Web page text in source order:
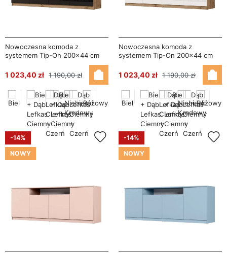
Nowoczesna komoda z
systemem Tip-On 200×44 cm
Dąb Lefkas / Wysoki Połysk
Czarny – Luna
1 023,40 zł 1 190,00 zł
Nowoczesna komoda z
systemem Tip-On 200×44 cm
Dąb Lefkas / Wysoki Połysk Biały
– Luna
1 023,40 zł 1 190,00 zł
-14%
NOWY
-14%
NOWY